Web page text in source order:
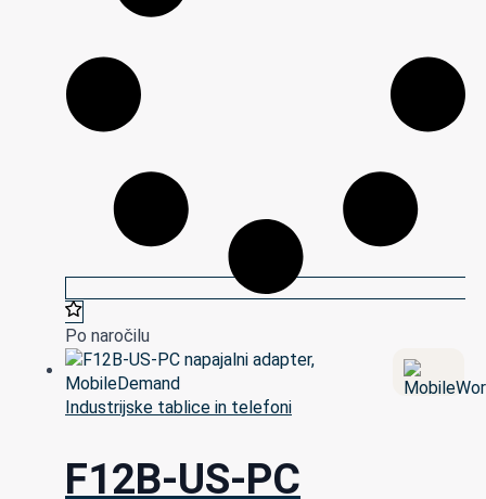
Po naročilu
Industrijske tablice in telefoni
F12B-US-PC